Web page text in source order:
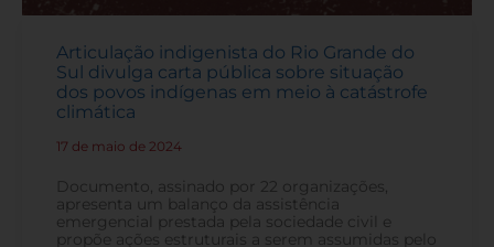
Articulação indigenista do Rio Grande do
Sul divulga carta pública sobre situação
dos povos indígenas em meio à catástrofe
climática
17 de maio de 2024
Documento, assinado por 22 organizações,
apresenta um balanço da assistência
emergencial prestada pela sociedade civil e
propõe ações estruturais a serem assumidas pelo